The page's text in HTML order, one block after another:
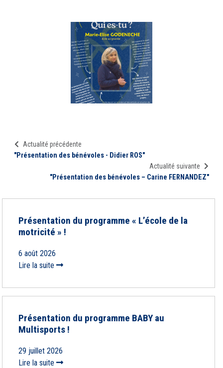
Actualité précédente
"Présentation des bénévoles - Didier ROS"
Actualité suivante
"Présentation des bénévoles – Carine FERNANDEZ"
Présentation du programme « L’école de la
motricité » !
6 août 2026
Lire la suite
Présentation du programme BABY au
Multisports !
29 juillet 2026
Lire la suite